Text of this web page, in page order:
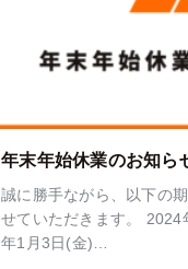
年末年始休業のお知ら
誠に勝手ながら、以下の
せていただきます。
年1月3日(金)…